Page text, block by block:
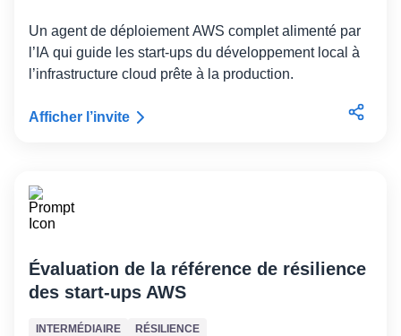
Un agent de déploiement AWS complet alimenté par
l’IA qui guide les start-ups du développement local à
l’infrastructure cloud prête à la production.
Afficher l’invite
Évaluation de la référence de résilience
des start-ups AWS
INTERMÉDIAIRE RÉSILIENCE